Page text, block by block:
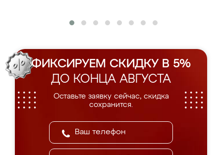
ФИКСИРУЕМ СКИДКУ В 5%
ДО КОНЦА АВГУСТА
Оставьте заявку сейчас, скидка
сохранится.